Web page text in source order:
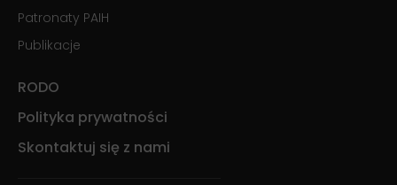
Patronaty PAIH
Publikacje
RODO
Polityka prywatności
Skontaktuj się z nami